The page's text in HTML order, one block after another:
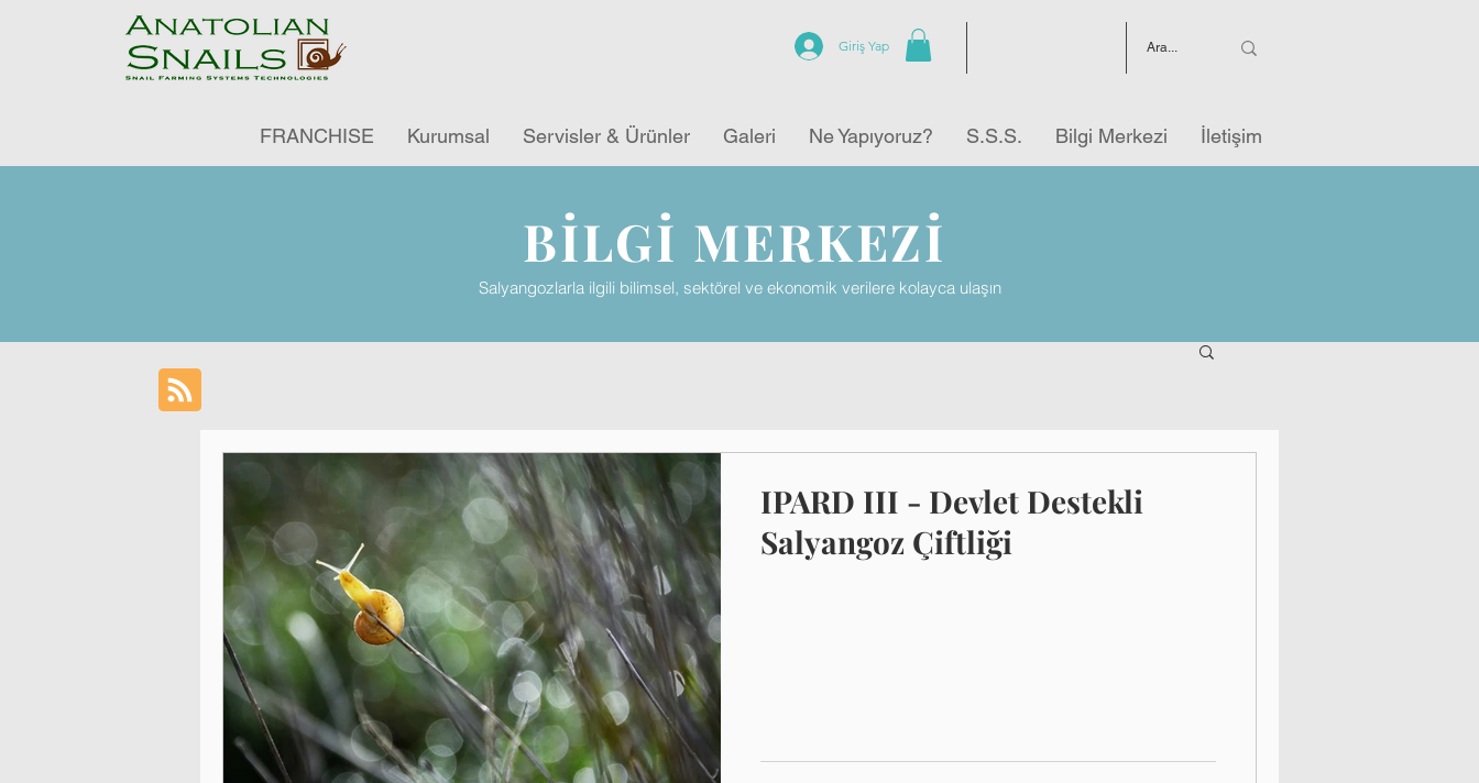
Giriş Yap
FRANCHISE Kurumsal Servisler & Ürünler Galeri Ne Yapıyoruz? S.S.S. Bilgi Merkezi İletişim
BİLGİ MERKEZİ
Salyangozlarla ilgili bilimsel, sektörel ve ekonomik verilere kolayca ulaşın
IPARD III - Devlet Destekli
Salyangoz Çiftliği